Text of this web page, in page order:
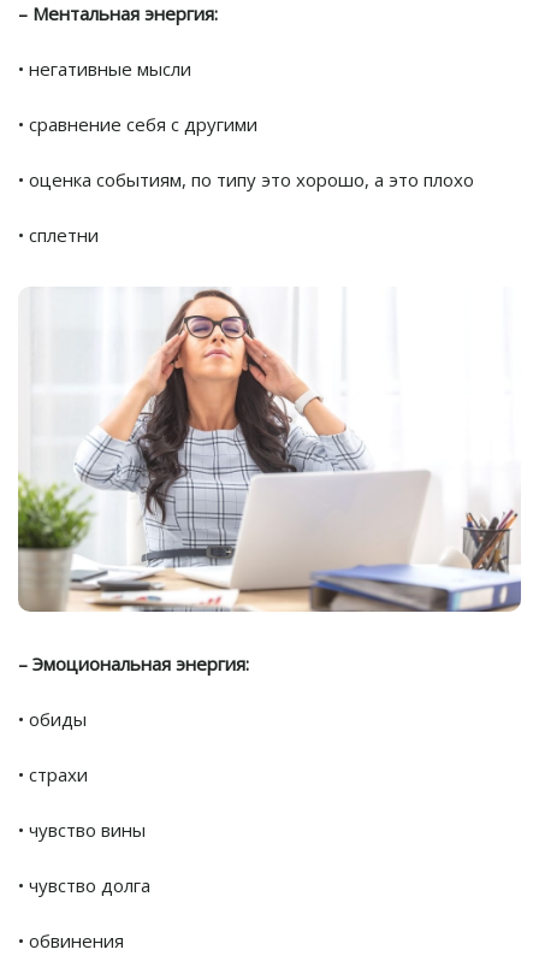
– Ментальная энергия:
• негативные мысли
• сравнение себя с другими
• оценка событиям, по типу это хорошо, а это плохо
• сплетни
– Эмоциональная энергия:
• обиды
• страхи
• чувство вины
• чувство долга
• обвинения